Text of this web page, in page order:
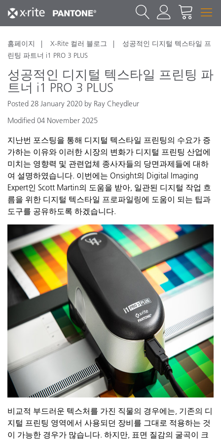
홈페이지 X-Rite 컬러 블로그
성공적인 디지털 텍스타일 프
린팅 파트너 i1 PRO 3 PLUS
성공적인 디지털 텍스타일 프린팅 파
트너 i1 PRO 3 PLUS
Posted 28 January 2020 by Ray Cheydleur
Modified 04 November 2025
지난번 포스팅을 통해 디지털 텍스타일 프린팅의 수요가 증
가하는 이유와 이러한 시장의 변화가 디지털 프린팅 산업에
미치는 영향력 및 관련업체 종사자들의 당면과제들에 대하
여 설명하였습니다. 이번에는 Onsight의 Digital Imaging
Expert인 Scott Martin의 도움을 받아, 일관된 디지털 작업 흐
름을 위한 디지털 텍스타일 프로파일링에 도움이 되는 팁과
도구를 공유하도록 하겠습니다.
비교적 부드러운 텍스처를 가진 직물의 경우에는, 기존의 디
지털 프린팅 영역에서 사용되던 장비를 그대로 적용하는 것
이 가능한 경우가 많습니다. 하지만, 표면 질감의 굴곡이 크